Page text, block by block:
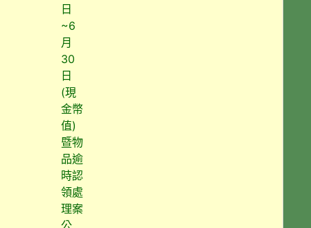
日
~6
月
30
日
(現
金幣
值)
暨物
品逾
時認
領處
理案
公